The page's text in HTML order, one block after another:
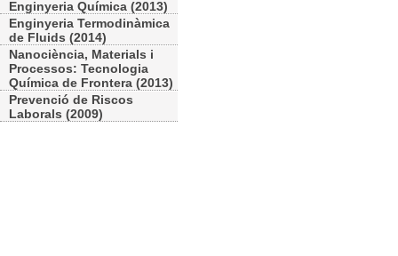
Enginyeria Química (2013)
Enginyeria Termodinàmica
de Fluids (2014)
Nanociència, Materials i
Processos: Tecnologia
Química de Frontera (2013)
Prevenció de Riscos
Laborals (2009)